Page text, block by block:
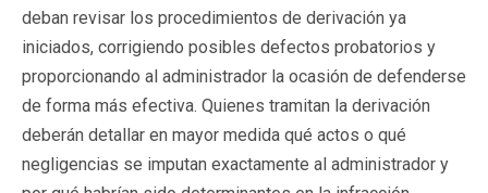
deban revisar los procedimientos de derivación ya
iniciados, corrigiendo posibles defectos probatorios y
proporcionando al administrador la ocasión de defenderse
de forma más efectiva. Quienes tramitan la derivación
deberán detallar en mayor medida qué actos o qué
negligencias se imputan exactamente al administrador y